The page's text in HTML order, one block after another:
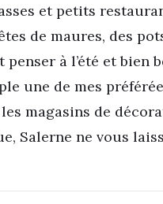
et petits
de maures, des
à l’été et bien
une de mes
magasins de
Salerne ne vous